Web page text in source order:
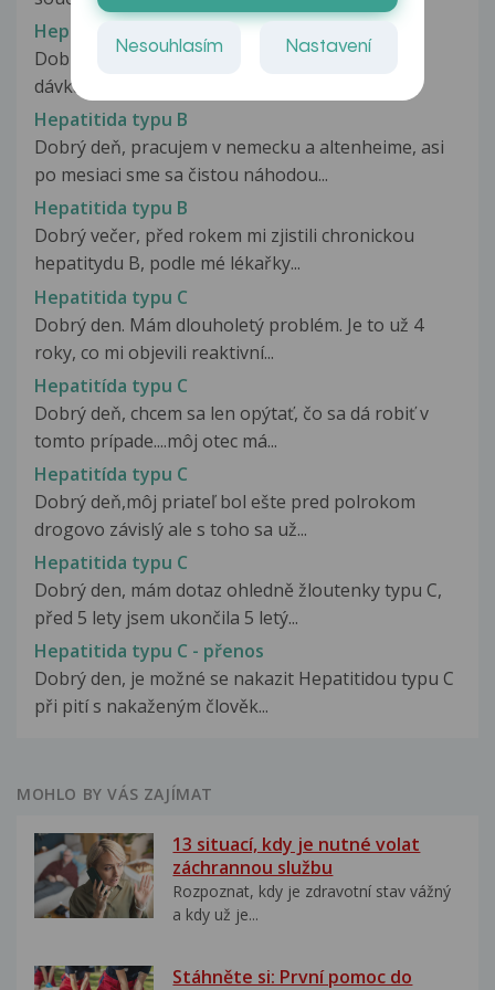
Hepatitida typu A
Dobrý den, zajímalo by mne zda je nezbytná 2.
dávka očkování proti Hepatitidě...
Hepatitida typu B
Dobrý deň, pracujem v nemecku a altenheime, asi
po mesiaci sme sa čistou náhodou...
Hepatitida typu B
Dobrý večer, před rokem mi zjistili chronickou
hepatitydu B, podle mé lékařky...
Hepatitida typu C
Dobrý den. Mám dlouholetý problém. Je to už 4
roky, co mi objevili reaktivní...
Hepatitída typu C
Dobrý deň, chcem sa len opýtať, čo sa dá robiť v
tomto prípade....môj otec má...
Hepatitída typu C
Dobrý deň,môj priateľ bol ešte pred polrokom
drogovo závislý ale s toho sa už...
Hepatitida typu C
Dobrý den, mám dotaz ohledně žloutenky typu C,
před 5 lety jsem ukončila 5 letý...
Hepatitida typu C - přenos
Dobrý den, je možné se nakazit Hepatitidou typu C
při pití s nakaženým člověk...
MOHLO BY VÁS ZAJÍMAT
13 situací, kdy je nutné volat
záchrannou službu
Rozpoznat, kdy je zdravotní stav vážný
a kdy už je...
Stáhněte si: První pomoc do
Nesouhlasím Nastavení